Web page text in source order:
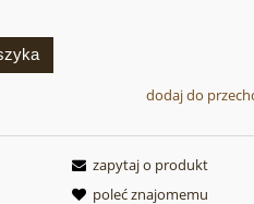
dodaj do
zapytaj o produkt
poleć znajomemu